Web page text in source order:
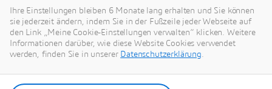
3DEXPERIENCE MAKE
Erhalten Sie sekundenschnell Angebote für Ihre Bauteile
Make öffnen
Ihre Einstellungen bleiben 6 Monate lang erhalten und Sie können
sie jederzeit ändern, indem Sie in der Fußzeile jeder Webseite auf
den Link „Meine Cookie-Einstellungen verwalten“ klicken. Weitere
Informationen darüber, wie diese Website Cookies verwendet
werden, finden Sie in unserer Datenschutzerklärung.